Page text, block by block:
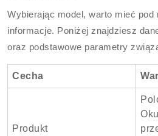
Wybierając model, warto mieć pod
informacje. Poniżej znajdziesz
oraz podstawowe parametry
Cecha
Produkt